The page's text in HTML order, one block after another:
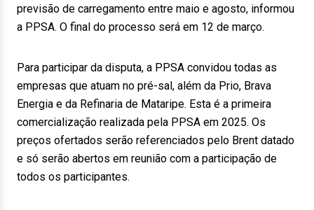
previsão de carregamento entre maio e agosto, informou
a PPSA. O final do processo será em 12 de março.
Para participar da disputa, a PPSA convidou todas as
empresas que atuam no pré-sal, além da Prio, Brava
Energia e da Refinaria de Mataripe. Esta é a primeira
comercialização realizada pela PPSA em 2025. Os
preços ofertados serão referenciados pelo Brent datado
e só serão abertos em reunião com a participação de
todos os participantes.